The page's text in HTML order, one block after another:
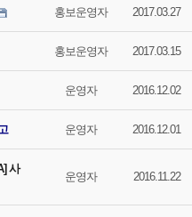
홍보운영자 2017.03.27
홍보운영자 2017.03.15
운영자 2016.12.02
운영자 2016.12.01
사
운영자 2016.11.22